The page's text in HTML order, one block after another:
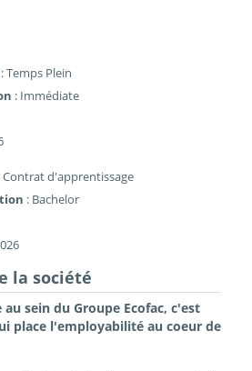
: Temps Plein
: Immédiate
Contrat d'apprentissage
: Bachelor
la société
sein du Groupe Ecofac, c'est
place l'employabilité au coeur de